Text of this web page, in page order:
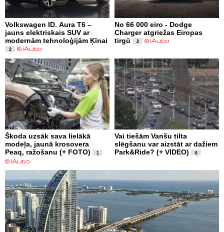
Volkswagen ID. Aura T6 –
jauns elektriskais SUV ar
modernām tehnoloģijām Ķīnai
2
No 66 000 eiro - Dodge
Charger atgriežas Eiropas
tirgū
2
Škoda uzsāk sava lielākā
modeļa, jaunā krosovera
Peaq, ražošanu (+ FOTO)
1
Vai tiešām Vanšu tilta
slēgšanu var aizstāt ar dažiem
Park&Ride? (+ VIDEO)
6